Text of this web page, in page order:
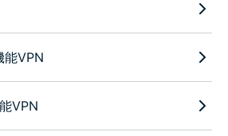
能VPN
VPN